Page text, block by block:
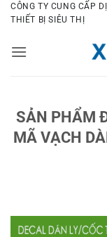
Bỏ
qua
dung
CÔNG TY CUNG CẤP
THIẾT BỊ SIÊU THỊ
SẢN PHẨM
MÃ VẠCH